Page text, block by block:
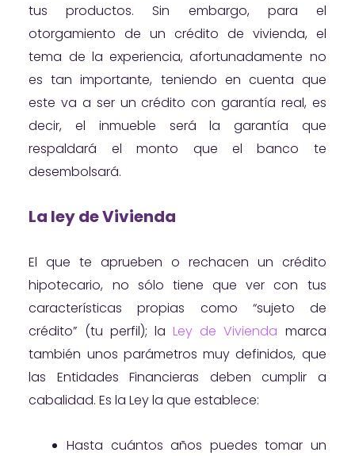
tus productos. Sin embargo, para el
otorgamiento de un crédito de vivienda, el
tema de la experiencia, afortunadamente no
es tan importante, teniendo en cuenta que
este va a ser un crédito con garantía real, es
decir, el inmueble será la garantía que
respaldará el monto que el banco te
desembolsará.
La ley de Vivienda
El que te aprueben o rechacen un crédito
hipotecario, no sólo tiene que ver con tus
características propias como “sujeto de
crédito” (tu perfil); la Ley de Vivienda marca
también unos parámetros muy definidos, que
las Entidades Financieras deben cumplir a
cabalidad. Es la Ley la que establece:
Hasta cuántos años puedes tomar un